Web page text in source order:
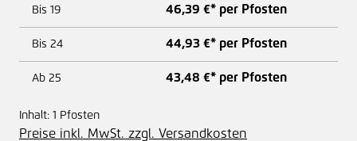
Bis 19 46,39 €* per Pfosten
Bis 24 44,93 €* per Pfosten
Ab 25 43,48 €* per Pfosten
Inhalt: 1 Pfosten
Preise inkl. MwSt. zzgl. Versandkosten